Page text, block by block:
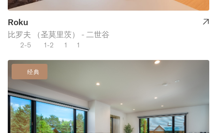
Roku
比罗夫 （圣莫里茨） - 二世谷
2-5 1-2 1 1
经典